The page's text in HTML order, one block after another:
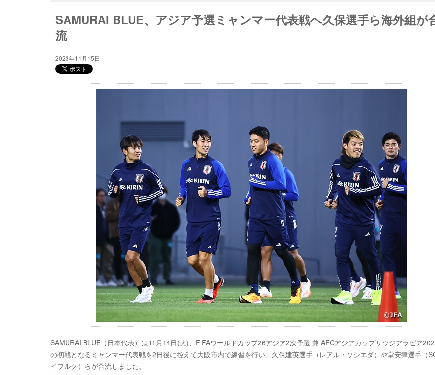
SAMURAI BLUE、アジア予選ミャンマー代表戦へ久保選手ら海外組が
流
2023年11月15日
SAMURAI BLUE（日本代表）は11月14日(火)、FIFAワールドカップ26アジア2次予選 兼 AFCアジアカップサウジアラビア
の初戦となるミャンマー代表戦を2日後に控えて大阪市内で練習を行い、久保建英選手（レアル・ソシエダ）や堂安律選手（
イブルク）らが合流しました。